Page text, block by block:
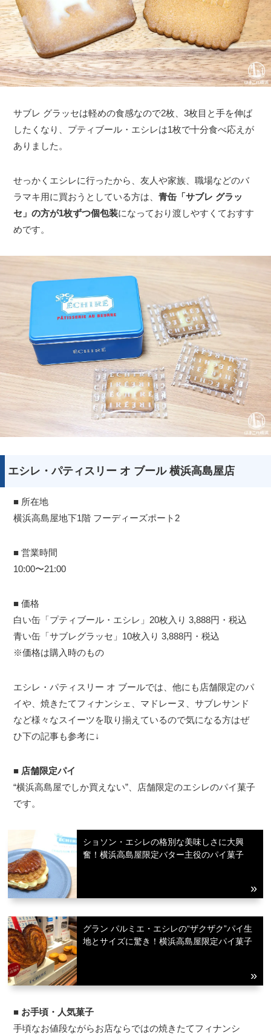
サブレ グラッセは軽めの食感なので2枚、3枚目と手を伸ば
したくなり、プティブール・エシレは1枚で十分食べ応えが
ありました。
せっかくエシレに行ったから、友人や家族、職場などのバ
ラマキ用に買おうとしている方は、青缶「サブレ グラッ
セ」の方が1枚ずつ個包装になっており渡しやすくておすす
めです。
エシレ・パティスリー オ ブール 横浜高島屋店
■ 所在地
横浜高島屋地下1階 フーディーズポート2
■ 営業時間
10:00〜21:00
■ 価格
白い缶「プティブール・エシレ」20枚入り 3,888円・税込
青い缶「サブレグラッセ」10枚入り 3,888円・税込
※価格は購入時のもの
エシレ・パティスリー オ ブールでは、他にも店舗限定のパ
イや、焼きたてフィナンシェ、マドレーヌ、サブレサンド
など様々なスイーツを取り揃えているので気になる方はぜ
ひ下の記事も参考に↓
■ 店舗限定パイ
“横浜高島屋でしか買えない”、店舗限定のエシレのパイ菓子
です。
ショソン・エシレの格別な美味しさに大興
奮！横浜高島屋限定バター主役のパイ菓子
グラン パルミエ・エシレの“ザクザク”パイ生
地とサイズに驚き！横浜高島屋限定パイ菓子
■ お手頃・人気菓子
手頃なお値段ながらお店ならではの焼きたてフィナンシ